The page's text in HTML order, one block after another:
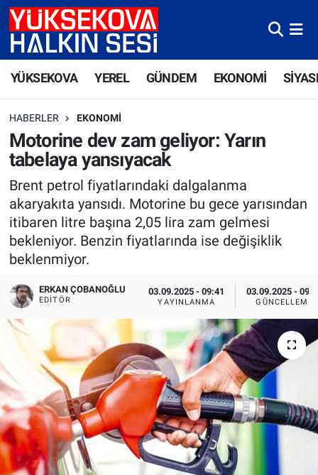
YÜKSEKOVA YEREL GÜNDEM EKONOMİ
HABERLER EKONOMI
Motorine dev zam geliyor: Yarın
tabelaya yansıyacak
Brent petrol fiyatlarındaki dalgalanma
akaryakıta yansıdı. Motorine bu gece yarısından
itibaren litre başına 2,05 lira zam gelmesi
bekleniyor. Benzin fiyatlarında ise değişiklik
beklenmiyor.
ERKAN ÇOBANOĞLU
EDITÖR
03.09.2025 - 09:41
YAYINLANMA
03.09.2025 -
GÜNCELLEME
Yüksekova Nöbetçi Eczaneler
Süper Lig Puan Durumu ve Fikstür
Tüm Manşetler
Son Dakika Haberleri
Haber Arşivi